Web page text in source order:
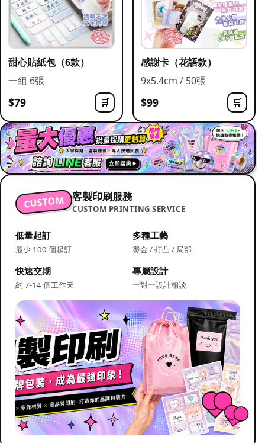
甜心貼紙包（6款）
一組 6張
$79 🛒
感謝卡（花語款）
9x5.4cm / 50張
$99 🛒
CUSTOM 客製印刷服務
CUSTOM PRINTING SERVICE
低量起訂
最少 100 個起訂
多種工藝
燙金 / 打凸 / 局部
快速交期
約 7-14 個工作天
專屬設計
一對一設計相談